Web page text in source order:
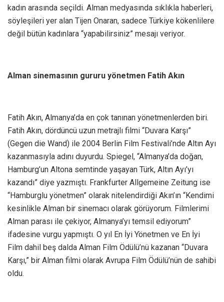
kadın arasında seçildi. Alman medyasında sıklıkla haberleri,
söyleşileri yer alan Tijen Onaran, sadece Türkiye kökenlilere
değil bütün kadınlara “yapabilirsiniz” mesajı veriyor.
Alman sinemasının gururu yönetmen Fatih Akın
Fatih Akın, Almanya’da en çok tanınan yönetmenlerden biri.
Fatih Akın, dördüncü uzun metrajlı filmi “Duvara Karşı”
(Gegen die Wand) ile 2004 Berlin Film Festivali’nde Altın Ayı
kazanmasıyla adını duyurdu. Spiegel, “Almanya’da doğan,
Hamburg’un Altona semtinde yaşayan Türk, Altın Ayı’yı
kazandı” diye yazmıştı. Frankfurter Allgemeine Zeitung ise
“Hamburglu yönetmen” olarak nitelendirdiği Akın’ın “Kendimi
kesinlikle Alman bir sinemacı olarak görüyorum. Filmlerimi
Alman parası ile çekiyor, Almanya’yı temsil ediyorum”
ifadesine vurgu yapmıştı. O yıl En İyi Yönetmen ve En İyi
Film dahil beş dalda Alman Film Ödülü’nü kazanan “Duvara
Karşı,” bir Alman filmi olarak Avrupa Film Ödülü’nün de sahibi
oldu.